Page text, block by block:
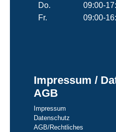
Do.
09:00-
Fr.
09:00-
Impressum /
AGB
Impressum
Datenschutz
AGB/Rechtliches